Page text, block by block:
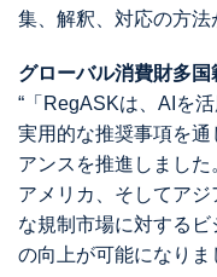
集、解釈、対応の方法
グローバル消費財多国
“「RegASKは、AIを
実用的な推奨事項を
アンスを推進しまし
アメリカ、そしてア
な規制市場に対する
の向上が可能になりま